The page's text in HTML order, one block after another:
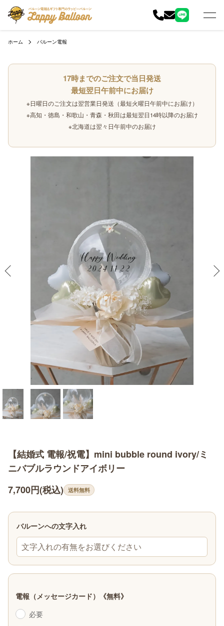
ホーム バルーン電報
17時までのご注文で当日発送
最短翌日午前中にお届け
※日曜日のご注文は翌営業日発送（最短火曜日午前中にお届け）
※高知・徳島・和歌山・青森・秋田は最短翌日14時以降のお届け
※北海道は翌々日午前中のお届け
【結婚式 電報/祝電】mini bubble round ivory/ミ
ニバブルラウンドアイボリー
7,700円(税込)
送料無料
バルーンへの文字入れ
文字入れの有無をお選びください
電報（メッセージカード）《無料》
必要